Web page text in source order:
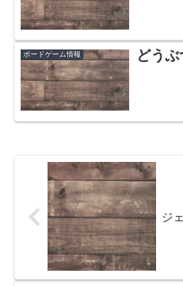
ボードゲーム情報 どう
ジ